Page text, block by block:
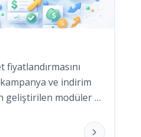
ve indirim
geliştirilen modüler